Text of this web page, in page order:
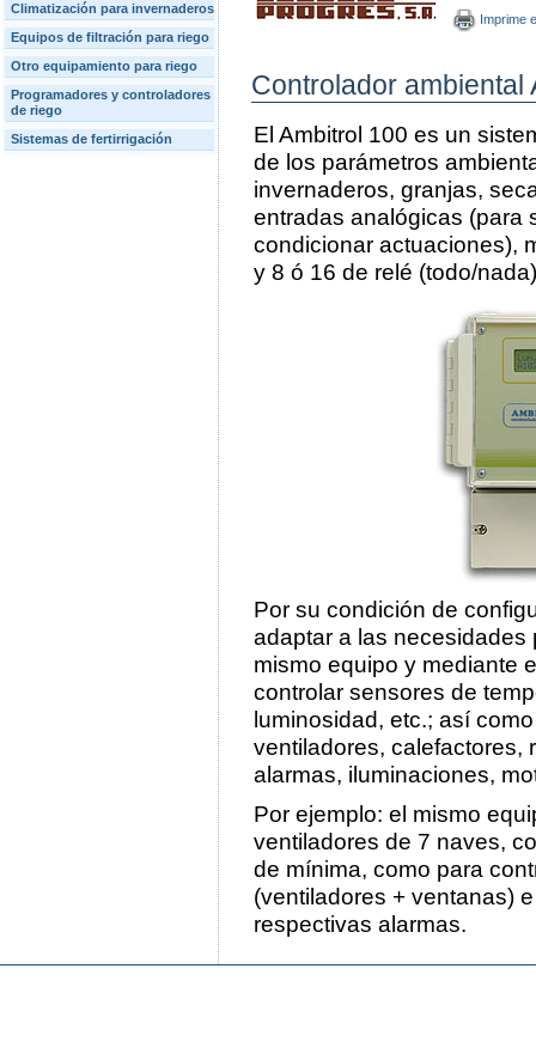
Climatización para invernaderos
Equipos de filtración para riego
Otro equipamiento para riego
Programadores y controladores
de riego
Sistemas de fertirrigación
Imprime
Controlador ambiental
El Ambitrol 100 es un
de los parámetros
invernaderos, granjas,
entradas analógicas (para
condicionar actuaciones),
y 8 ó 16 de relé (todo/
Por su condición de
adaptar a las necesidades
mismo equipo y mediante
controlar sensores de
luminosidad, etc.; así
ventiladores, calefactores,
alarmas, iluminaciones,
Por ejemplo: el mismo
ventiladores de 7 naves,
de mínima, como para
(ventiladores + ventanas)
respectivas alarmas.